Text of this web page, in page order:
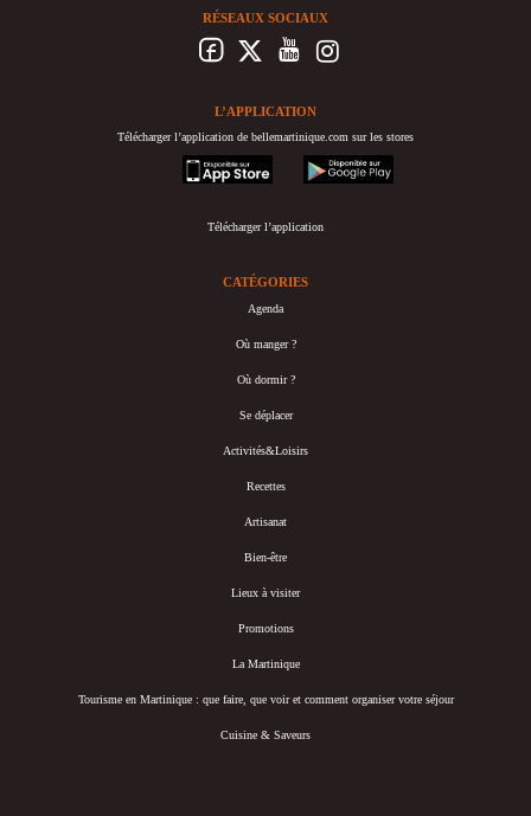
RÉSEAUX SOCIAUX
L’APPLICATION
Télécharger l’application de bellemartinique.com sur les stores
appstore
googleplay
Télécharger l’application
CATÉGORIES
Agenda
Où manger ?
Où dormir ?
Se déplacer
Activités&Loisirs
Recettes
Artisanat
Bien-être
Lieux à visiter
Promotions
La Martinique
Tourisme en Martinique : que faire, que voir et comment organiser votre séjour
Cuisine & Saveurs